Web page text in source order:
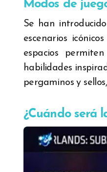
Modos de
Se han introducido
escenarios
espacios
habilidades
pergaminos y
¿Cuándo será